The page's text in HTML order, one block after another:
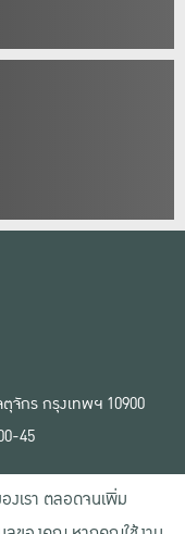
จักร กรุงเทพฯ 10900
45
งเรา ตลอดจนเพิ่ม